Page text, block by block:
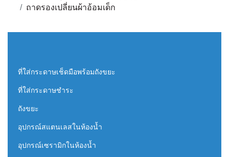
ถาดรองเปลี่ยนผ้าอ้อมเด็ก
ที่ใส่กระดาษเช็ดมือพร้อมถังขยะ
ที่ใส่กระดาษชำระ
ถังขยะ
อุปกรณ์สแตนเลสในห้องน้ำ
อุปกรณ์เซรามิกในห้องน้ำ